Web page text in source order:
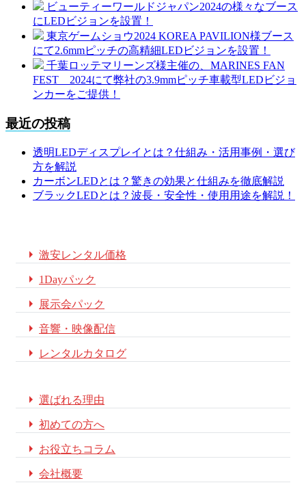
ビューティーワールドジャパン2024の様々なブース
にLEDビジョンを設置！
東京ゲームショウ2024 KOREA PAVILION様ブース
にて2.6mmピッチの高精細LEDビジョンを設置！
千葉ロッテマリーンズ様主催の、MARINES FAN
FEST 2024にて弊社の3.9mmピッチ車載型LEDビジョ
ンカーをご提供！
最近の投稿
透明LEDディスプレイとは？仕組み・活用事例・選び
方を解説
カーボンLEDとは？驚きの効果と仕組みを徹底解説
ブラックLEDとは？波長・安全性・使用用途を解説！
 激安レンタル価格
 1Dayパック
 展示会パック
 音響・映像配信
 レンタルカタログ
 選ばれる理由
 初めての方へ
 お役立ちコラム
 会社概要